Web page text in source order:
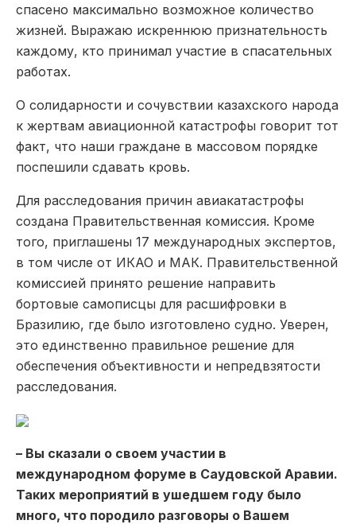
спасено максимально возможное количество
жизней. Выражаю искреннюю признательность
каждому, кто принимал участие в спасательных
работах.
О солидарности и сочувствии казахского народа
к жертвам авиационной катастрофы говорит тот
факт, что наши граждане в массовом порядке
поспешили сдавать кровь.
Для расследования причин авиакатастрофы
создана Правительственная комиссия. Кроме
того, приглашены 17 международных экспертов,
в том числе от ИКАО и МАК. Правительственной
комиссией принято решение направить
бортовые самописцы для расшифровки в
Бразилию, где было изготовлено судно. Уверен,
это единственно правильное решение для
обеспечения объективности и непредвзятости
расследования.
– Вы сказали о своем участии в
международном форуме в Саудовской Аравии.
Таких мероприятий в ушедшем году было
много, что породило разговоры о Вашем